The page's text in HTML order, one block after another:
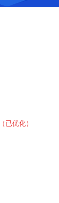
（已优化）